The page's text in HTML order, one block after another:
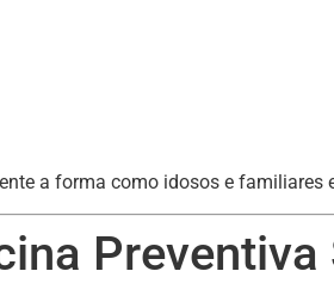
a forma como idosos e familiares